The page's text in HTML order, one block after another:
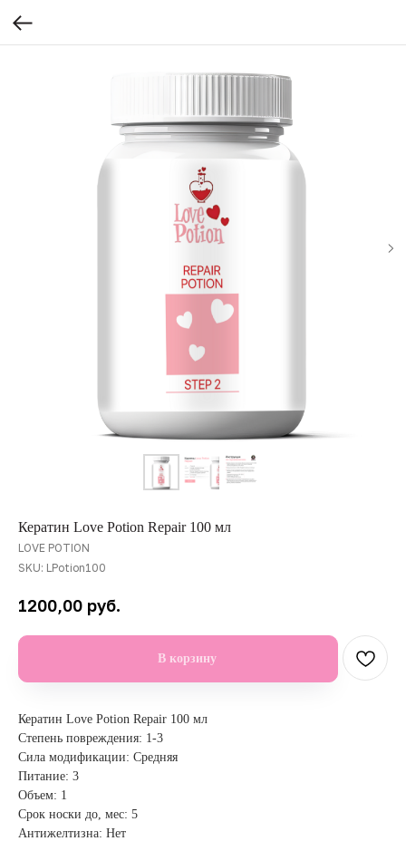
Кератин Love Potion Repair 100 мл
LOVE POTION
SKU: LPotion100
1200,00 руб.
В корзину
Кератин Love Potion Repair 100 мл
Степень повреждения: 1-3
Сила модификации: Средняя
Питание: 3
Объем: 1
Срок носки до, мес: 5
Антижелтизна: Нет